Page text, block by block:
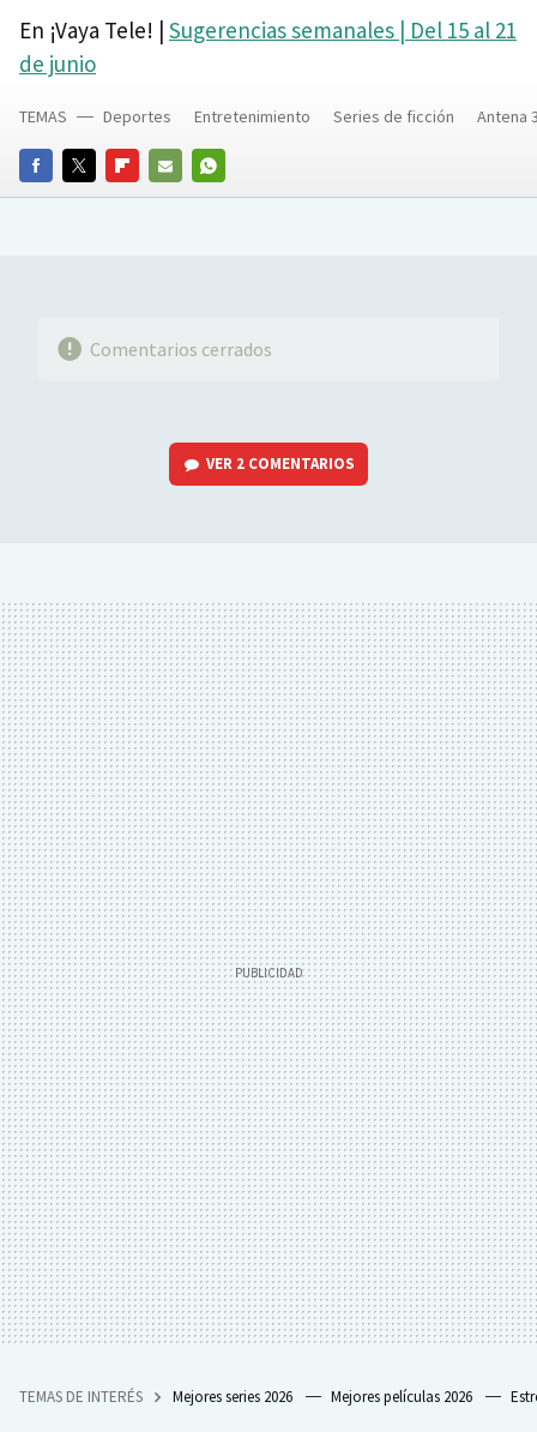
En ¡Vaya Tele! | Sugerencias semanales | Del 15 al 21
de junio
FACEBOOKTWITTERFLIPBOARD
E-
WHATSAPP
TEMAS Deportes Entretenimiento Series de ficción Antena
Comentarios cerrados
VER 2 COMENTARIOS
TEMAS DE INTERÉS Mejores series 2026 Mejores películas 2026